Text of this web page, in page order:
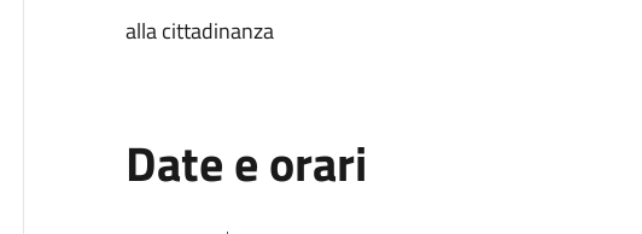
alla cittadinanza
Date e orari